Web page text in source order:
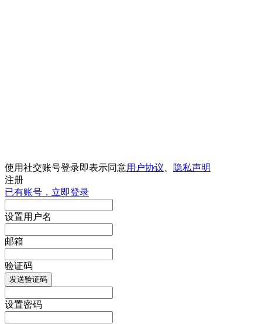
使用社交账号登录即表示同意用户协议、
隐私声明
注册
已有账号，立即登录
设置用户名
邮箱
验证码
发送验证码
设置密码